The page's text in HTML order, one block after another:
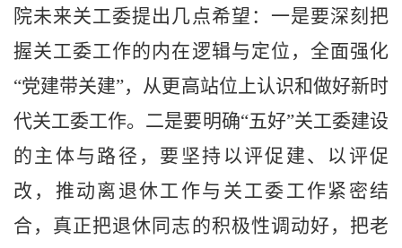
院未来关工委提出几点希望：一是要深刻把
握关工委工作的内在逻辑与定位，全面强化
“党建带关建”，从更高站位上认识和做好新时
代关工委工作。二是要明确“五好”关工委建设
的主体与路径，要坚持以评促建、以评促
改，推动离退休工作与关工委工作紧密结
合，真正把退休同志的积极性调动好，把老